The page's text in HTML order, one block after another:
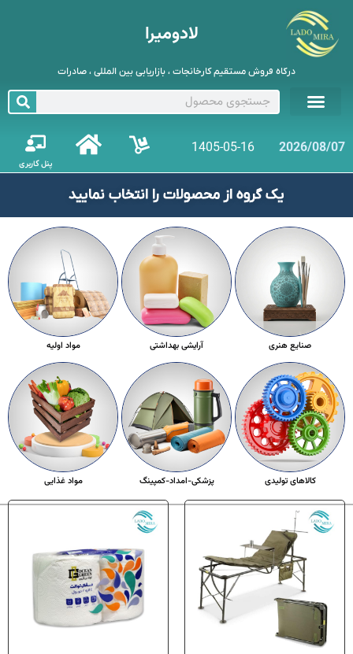
لادومیرا
درگاه فروش مستقیم کارخانجات ، بازاریابی بین المللی ، صادرات
2026/08/07
1405-05-16
پنل کاربری
یک گروه از محصولات را انتخاب نمایید
صنایع هنری آرایشی بهداشتی مواد اولیه
کالاهای تولیدی پزشکی-امداد-کمپینگ مواد غذایی